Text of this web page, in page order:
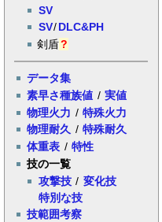
SV
SV/DLC&PH
剣盾?
データ集
素早さ種族値 / 実値
物理火力 / 特殊火力
物理耐久 / 特殊耐久
体重表 / 特性
技の一覧
攻撃技 / 変化技
特別な技
技範囲考察